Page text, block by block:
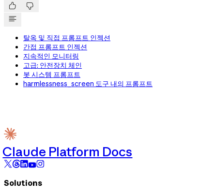
 
탈옥 및 직접 프롬프트 인젝션
간접 프롬프트 인젝션
지속적인 모니터링
고급: 안전장치 체인
봇 시스템 프롬프트
harmlessness_screen 도구 내의 프롬프트
Claude Platform Docs
Solutions